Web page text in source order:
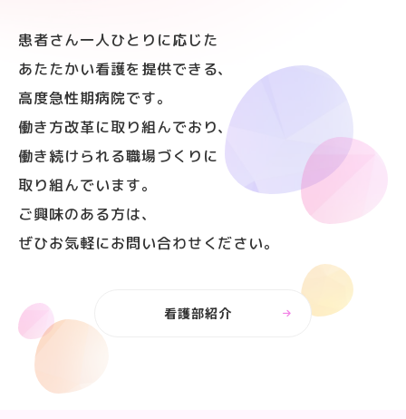
患者さん一人ひとりに応じた
あたたかい看護を 提供できる、
高度急性期病院です。
働き方改革に取り組んでおり、
働き続けられる職場づくりに
取り組んでいます。
ご興味のある方は、
ぜひお気軽にお問い合わせください。
看護部紹介